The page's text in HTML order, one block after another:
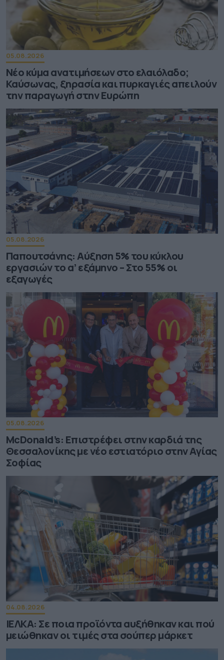
05.08.2026
Νέο κύμα ανατιμήσεων στο ελαιόλαδο;
Καύσωνας, ξηρασία και πυρκαγιές απειλούν
την παραγωγή στην Ευρώπη
05.08.2026
Παπουτσάνης: Αύξηση 5% του κύκλου
εργασιών το α’ εξάμηνο – Στο 55% οι
εξαγωγές
05.08.2026
McDonald’s: Επιστρέφει στην καρδιά της
Θεσσαλονίκης με νέο εστιατόριο στην Αγίας
Σοφίας
04.08.2026
ΙΕΛΚΑ: Σε ποια προϊόντα αυξήθηκαν και πού
μειώθηκαν οι τιμές στα σούπερ μάρκετ